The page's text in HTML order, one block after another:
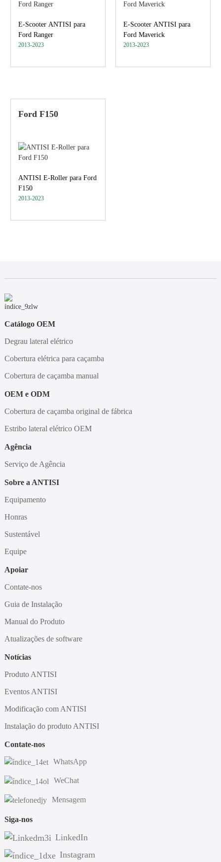
E-Scooter ANTISI para
Ford Ranger
2013-2023
E-Scooter ANTISI para
Ford Maverick
2013-2023
Ford F150
ANTISI E-Roller para Ford
F150
2013-2023
Catálogo OEM
Degrau lateral elétrico
Cobertura elétrica para caçamba
Cobertura de caçamba manual
OEM e ODM
Cobertura de caçamba original de fábrica
Estribo lateral elétrico OEM
Agência
Serviço de Agência
Sobre a ANTISI
Equipamento
Honras
Sustentável
Equipe
Apoiar
Contate-nos
Guia de Instalação
Manual do Produto
Atualizações de software
Notícias
Produto ANTISI
Eventos ANTISI
Modificação com ANTISI
Instalação do produto ANTISI
Contate-nos
WhatsApp
WeChat
Mensagem
Siga-nos
LinkedIn
Instagram